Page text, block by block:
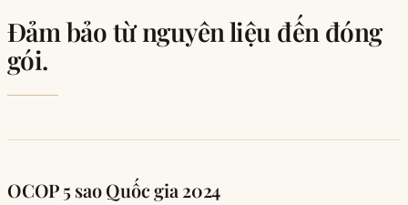
Đảm bảo từ nguyên liệu đến đóng
gói.
OCOP 5 sao Quốc gia 2024